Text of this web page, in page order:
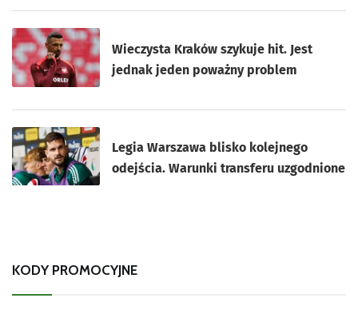
Wieczysta Kraków szykuje hit. Jest
jednak jeden poważny problem
Legia Warszawa blisko kolejnego
odejścia. Warunki transferu uzgodnione
KODY PROMOCYJNE